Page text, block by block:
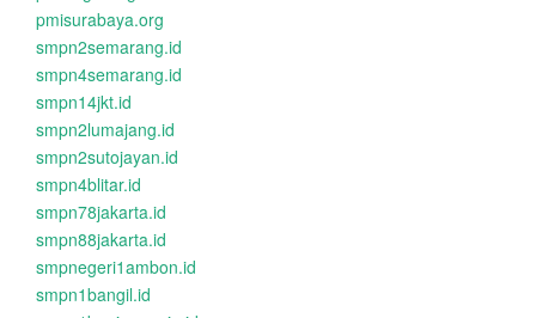
pmisurabaya.org
smpn2semarang.id
smpn4semarang.id
smpn14jkt.id
smpn2lumajang.id
smpn2sutojayan.id
smpn4blitar.id
smpn78jakarta.id
smpn88jakarta.id
smpnegeri1ambon.id
smpn1bangil.id